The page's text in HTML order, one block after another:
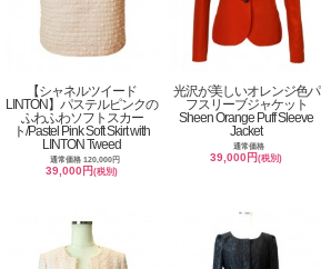
【シャネルツイード
LINTON】パステルピンクの
ふわふわソフトスカー
ト/Pastel Pink Soft Skirt with
LINTON Tweed
通常価格 120,000円
39,000円(税別)
光沢が美しいオレンジ色パ
フスリーブジャケット
Sheen Orange Puff Sleeve
Jacket
通常価格
39,000円(税別)